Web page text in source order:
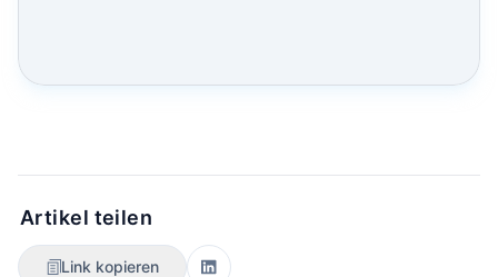
Artikel teilen
Link kopieren